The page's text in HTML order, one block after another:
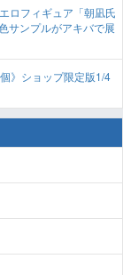
ロフィギュア「朝凪氏
サンプルがアキバで展
》ショップ限定版1/4